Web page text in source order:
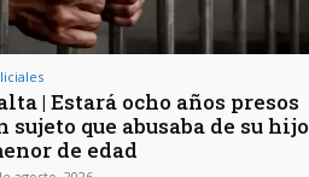
| Estará ocho años presos
sujeto que abusaba de su hijo
de edad